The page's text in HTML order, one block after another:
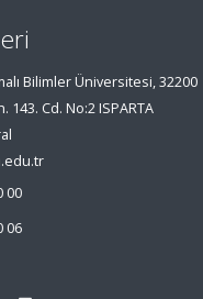
Bilimler Üniversitesi, 32200
143. Cd. No:2 ISPARTA
00
06